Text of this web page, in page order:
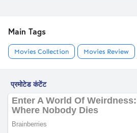
Main Tags
Movies Collection Movies Review